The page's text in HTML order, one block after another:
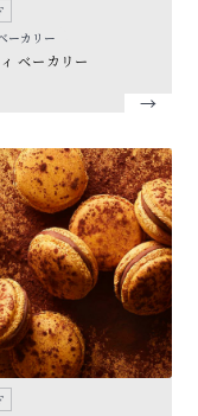
ーカリー
ベーカリー